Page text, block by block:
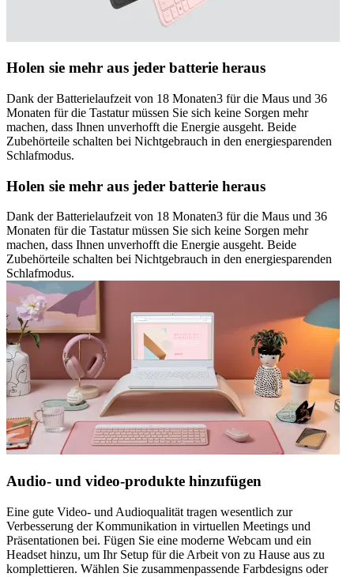
Holen sie mehr aus jeder batterie heraus
Dank der Batterielaufzeit von 18 Monaten3 für die Maus und 36
Monaten für die Tastatur müssen Sie sich keine Sorgen mehr
machen, dass Ihnen unverhofft die Energie ausgeht. Beide
Zubehörteile schalten bei Nichtgebrauch in den energiesparenden
Schlafmodus.
Holen sie mehr aus jeder batterie heraus
Dank der Batterielaufzeit von 18 Monaten3 für die Maus und 36
Monaten für die Tastatur müssen Sie sich keine Sorgen mehr
machen, dass Ihnen unverhofft die Energie ausgeht. Beide
Zubehörteile schalten bei Nichtgebrauch in den energiesparenden
Schlafmodus.
Audio- und video-produkte hinzufügen
Eine gute Video- und Audioqualität tragen wesentlich zur
Verbesserung der Kommunikation in virtuellen Meetings und
Präsentationen bei. Fügen Sie eine moderne Webcam und ein
Headset hinzu, um Ihr Setup für die Arbeit von zu Hause aus zu
komplettieren. Wählen Sie zusammenpassende Farbdesigns oder